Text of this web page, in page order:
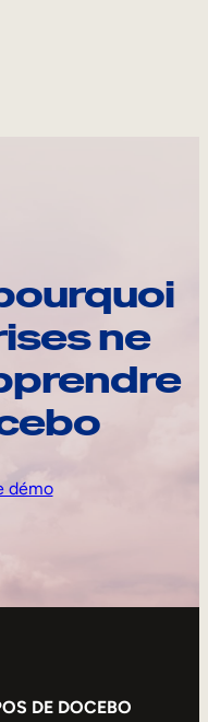
ne
démo
DE DOCEBO